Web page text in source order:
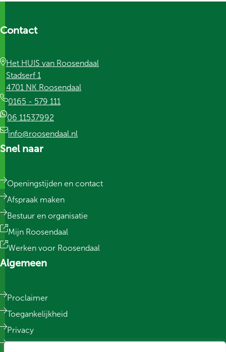
Contact
Het HUIS van Roosendaal
Stadserf 1
4701 NK Roosendaal
0165 - 579 111
06 11537992
info@roosendaal.nl
Snel naar
Openingstijden en contact
Afspraak maken
Bestuur en organisatie
Mijn Roosendaal
Werken voor Roosendaal
Algemeen
Proclaimer
Toegankelijkheid
Privacy